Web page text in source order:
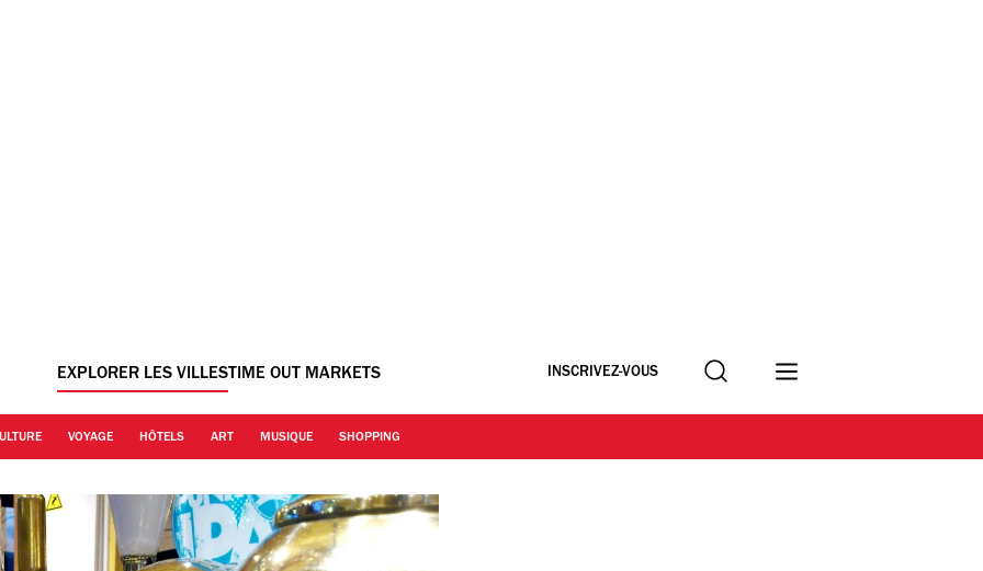
EXPLORER LES VILLESTIME OUT MARKETS INSCRIVEZ-VOUS Recherche
VOYAGE HÔTELS ART MUSIQUE SHOPPING